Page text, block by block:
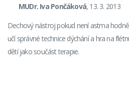
MUDr. Iva Pončáková, 13. 3. 2013
Dechový nástroj pokud není astma
učí správné technice dýchání a hra na
dětí jako součást terapie.